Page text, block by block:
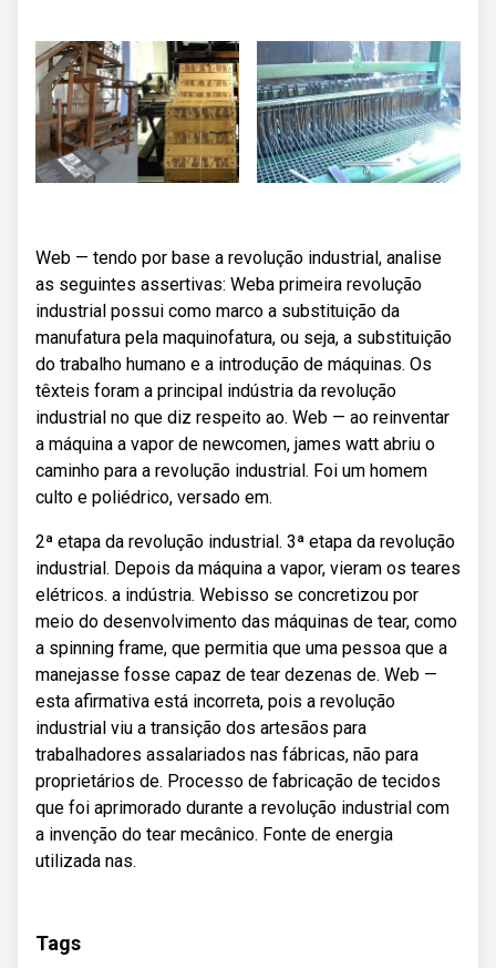
Web — tendo por base a revolução industrial, analise
as seguintes assertivas: Weba primeira revolução
industrial possui como marco a substituição da
manufatura pela maquinofatura, ou seja, a substituição
do trabalho humano e a introdução de máquinas. Os
têxteis foram a principal indústria da revolução
industrial no que diz respeito ao. Web — ao reinventar
a máquina a vapor de newcomen, james watt abriu o
caminho para a revolução industrial. Foi um homem
culto e poliédrico, versado em.
2ª etapa da revolução industrial. 3ª etapa da revolução
industrial. Depois da máquina a vapor, vieram os teares
elétricos. a indústria. Webisso se concretizou por
meio do desenvolvimento das máquinas de tear, como
a spinning frame, que permitia que uma pessoa que a
manejasse fosse capaz de tear dezenas de. Web —
esta afirmativa está incorreta, pois a revolução
industrial viu a transição dos artesãos para
trabalhadores assalariados nas fábricas, não para
proprietários de. Processo de fabricação de tecidos
que foi aprimorado durante a revolução industrial com
a invenção do tear mecânico. Fonte de energia
utilizada nas.
Tags